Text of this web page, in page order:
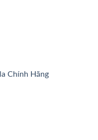
Chính Hãng